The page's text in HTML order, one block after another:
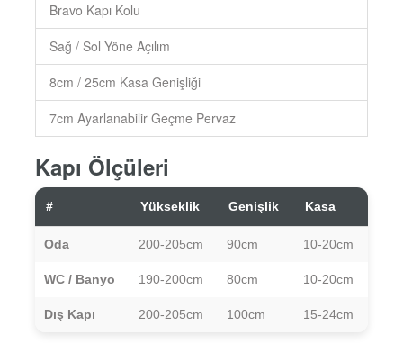
Bravo Kapı Kolu
Sağ / Sol Yöne Açılım
8cm / 25cm Kasa Genişliği
7cm Ayarlanabilir Geçme Pervaz
Kapı Ölçüleri
# Yükseklik Genişlik Kasa
Oda 200-205cm 90cm 10-20cm
WC / Banyo 190-200cm 80cm 10-20cm
Dış Kapı 200-205cm 100cm 15-24cm